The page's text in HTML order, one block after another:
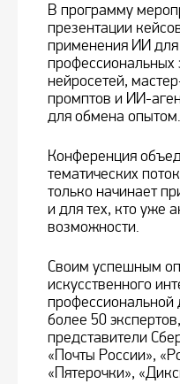
В программу
презентации
применения ИИ
профессиональных
нейросетей,
промптов и ИИ-
для обмена опытом.
Конференция
тематических
только начинает
и для тех, кто уже
возможности.
Своим успешным
искусственного
профессиональной
более 50
представители
«Почты России»,
«Пятерочки»,